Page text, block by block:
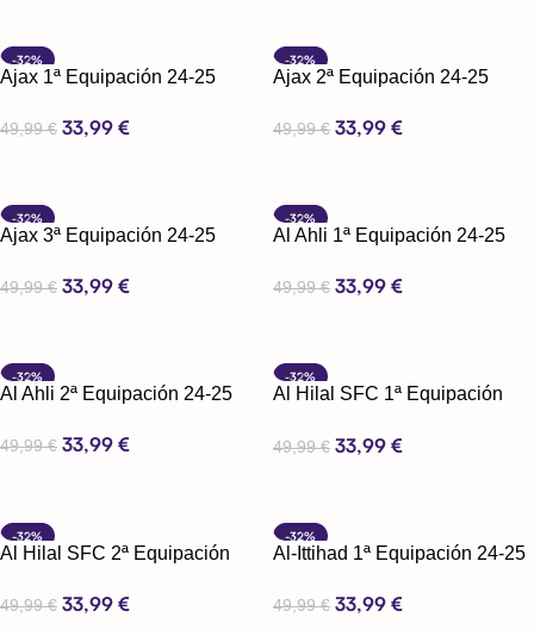
-32%
Ajax 1ª Equipación 24-25
49,99€ 33,99 €
-32%
Ajax 2ª Equipación 24-25
49,99€ 33,99 €
-32%
Ajax 3ª Equipación 24-25
49,99€ 33,99 €
-32%
Al Ahli 1ª Equipación 24-25
49,99€ 33,99 €
-32%
Al Ahli 2ª Equipación 24-25
49,99€ 33,99 €
-32%
Al Hilal SFC 1ª Equipación
49,99€ 33,99 €
-32%
Al Hilal SFC 2ª Equipación
49,99€ 33,99 €
-32%
Al-Ittihad 1ª Equipación 24-25
49,99€ 33,99 €